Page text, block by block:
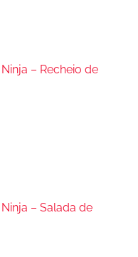
– Recheio de
– Salada de